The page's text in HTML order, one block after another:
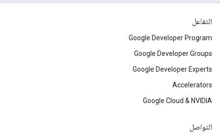
التفاعل
Google Developer Program
Google Developer Groups
Google Developer Experts
Accelerators
Google Cloud & NVIDIA
التواصل